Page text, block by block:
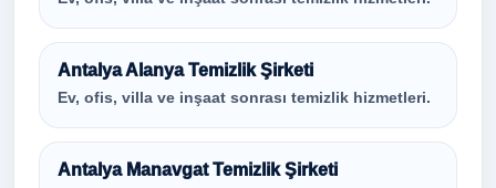
Antalya Alanya Temizlik Şirketi
Ev, ofis, villa ve inşaat sonrası temizlik hizmetleri.
Antalya Manavgat Temizlik Şirketi